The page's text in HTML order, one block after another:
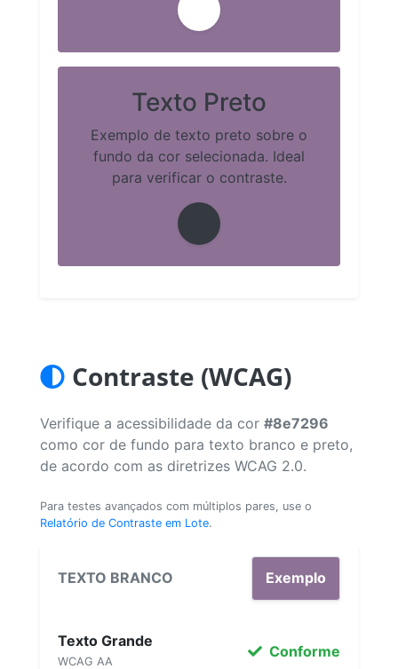
Texto Preto
Exemplo de texto preto sobre o
fundo da cor selecionada. Ideal
para verificar o contraste.
Contraste (WCAG)
Verifique a acessibilidade da cor #8e7296
como cor de fundo para texto branco e preto,
de acordo com as diretrizes WCAG 2.0.
Para testes avançados com múltiplos pares, use o
Relatório de Contraste em Lote.
TEXTO BRANCO Exemplo
Texto Grande
WCAG AA
Conforme